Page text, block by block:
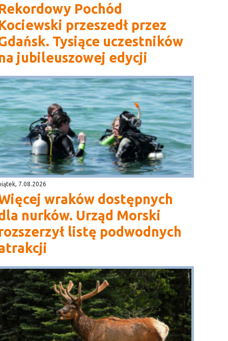
Pochód
przeszedł przez
Tysiące uczestników
jubileuszowej edycji
7.08.2026
wraków dostępnych
nurków. Urząd Morski
listę podwodnych